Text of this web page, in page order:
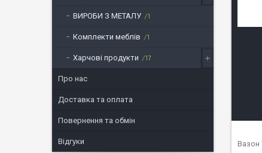
Вазон
ВИРОБИ З МЕТАЛУ 1
Комплекти меблів 1
Харчові продукти 17
Про нас
Доставка та оплата
Повернення та обмін
Відгуки